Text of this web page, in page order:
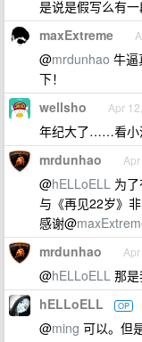
是说是假写么有
maxExtreme
@mrdunhao 牛逼
下！
wellsho Apr
年纪大了……看
mrdunhao
@hELLoELL 为
与《再见22岁》
感谢@
mrdunhao
@hELLoELL 那是
hELLoELL OP
@ming 可以。但